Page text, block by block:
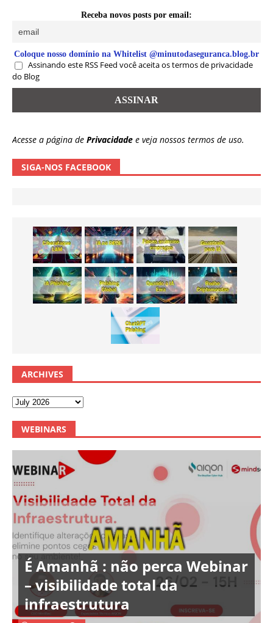
Receba novos posts por email:
Coloque nosso domínio na Whitelist @minutodaseguranca.blog.br
Assinando este RSS Feed você aceita os termos de privacidade
do Blog
Acesse a página de Privacidade e veja nossos termos de uso.
SIGA-NOS FACEBOOK
ARCHIVES
WEBINARS
É Amanhã : não perca Webinar
– visibilidade total da
infraestrutura